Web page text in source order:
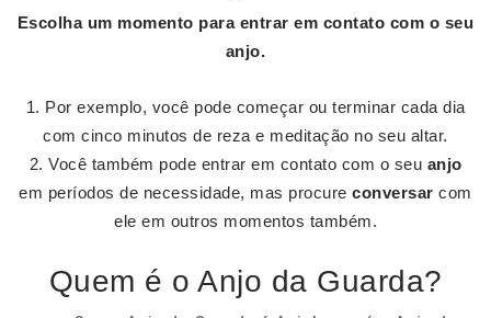
Escolha um momento para entrar em contato com o seu
anjo.
Por exemplo, você pode começar ou terminar cada dia
com cinco minutos de reza e meditação no seu altar.
Você também pode entrar em contato com o seu anjo
em períodos de necessidade, mas procureconversar com
ele em outros momentos também.
Quem é o Anjo da Guarda?